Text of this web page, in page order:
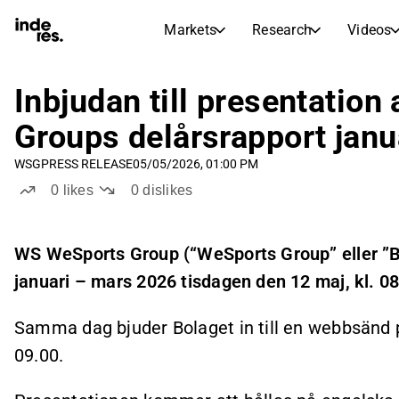
Markets Research Videos
Markets
Morning Review
Dividends Calendar
Research
Articles
Inderes model portfolio
Transcripts
Stock Comparison
Earnings Season
Inbjudan till presentation
Groups delårsrapport
WSGPRESS RELEASE05/05/2026, 01:00 PM
0 likes 0dislikes
WS WeSports Group (“WeSports Group” eller
januari – mars 2026 tisdagen den 12 maj, kl.
Samma dag bjuder Bolaget in till en
09.00.